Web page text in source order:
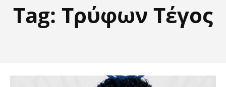
Tag: Τρύφων Τέγος